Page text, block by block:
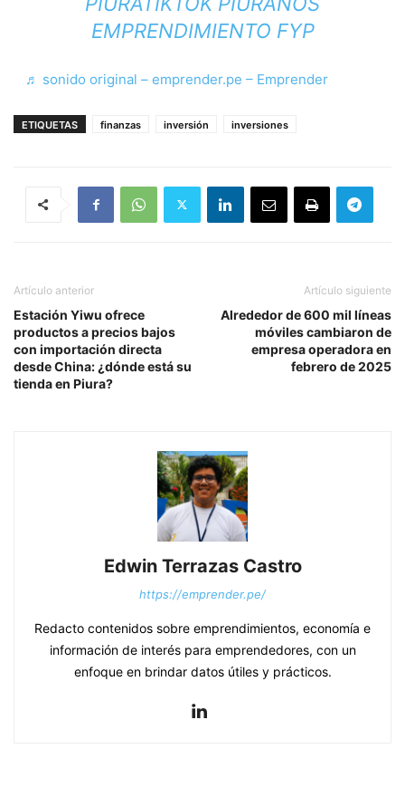
EMPRENDIMIENTO FYP
♬ sonido original – emprender.pe – Emprender
ETIQUETAS finanzas inversión inversiones
Artículo anterior
Estación Yiwu ofrece
productos a precios bajos
con importación directa
desde China: ¿dónde está su
tienda en Piura?
Artículo siguiente
Alrededor de 600 mil líneas
móviles cambiaron de
empresa operadora en
febrero de 2025
Edwin Terrazas Castro
https://emprender.pe/
Redacto contenidos sobre emprendimientos, economía e
información de interés para emprendedores, con un
enfoque en brindar datos útiles y prácticos.